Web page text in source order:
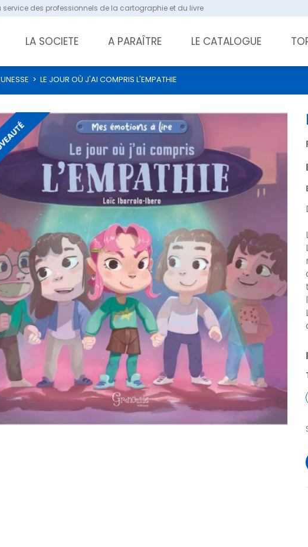
au service des professionnels de la cartographie et du livre
LA SOCIETE A PARAÎTRE LE CATALOGUE
> LE JOUR OÙ J'AI COMPRIS L'EMPATHIE